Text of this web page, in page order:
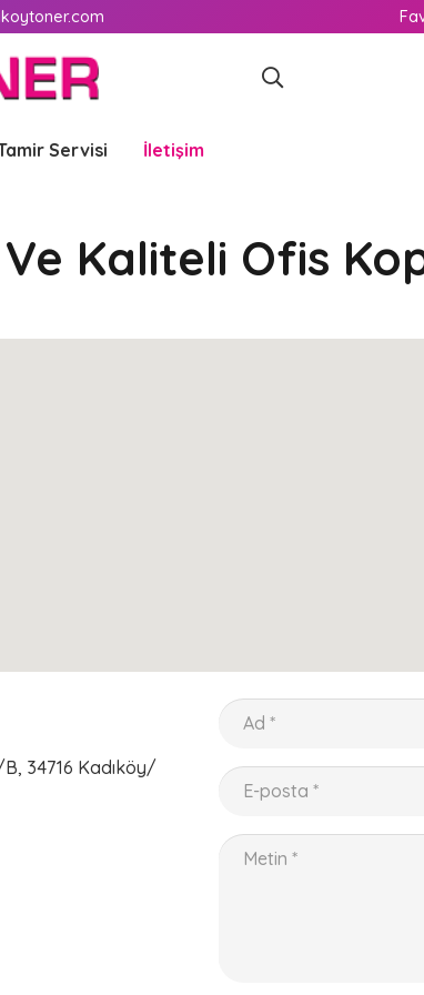
Tamir Servisi İletişim
Ve Kaliteli Ofis
34716 Kadıköy/